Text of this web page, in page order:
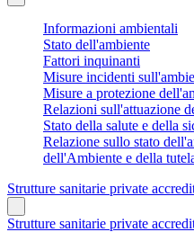
Informazioni ambientali
Stato dell'ambiente
Fattori inquinanti
Misure incidenti
Misure a protezione
Relazioni sull'attuazione
Stato della salute e della
Relazione sullo stato
dell'Ambiente e della
Strutture sanitarie private
Strutture sanitarie private